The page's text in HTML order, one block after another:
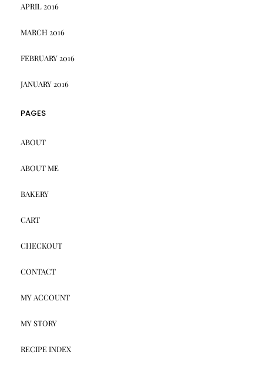
APRIL 2016
MARCH 2016
FEBRUARY 2016
JANUARY 2016
PAGES
ABOUT
ABOUT ME
BAKERY
CART
CHECKOUT
CONTACT
MY ACCOUNT
MY STORY
RECIPE INDEX